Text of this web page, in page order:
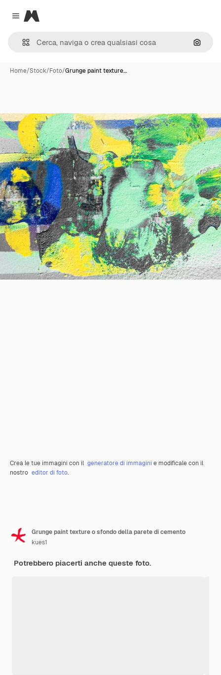
Close menu
Magnific
Cerca
Home/Stock/Foto/Grunge paint texture…
Crea le tue immagini con il generatore di immagini e modificale con il
nostro editor di foto.
Grunge paint texture o sfondo della parete di cemento
kues1
Potrebbero piacerti anche queste foto.